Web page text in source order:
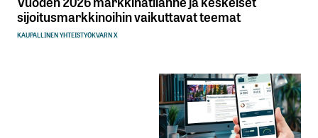
sijoitusmarkkinoihin vaikuttavat teemat
KAUPALLINEN YHTEISTYÖKVARN X